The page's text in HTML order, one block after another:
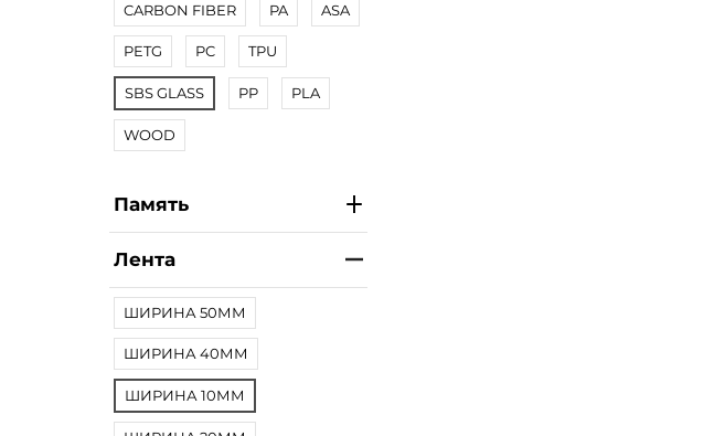
CARBON FIBER PA ASA
PETG PC TPU
SBS GLASS PP PLA
WOOD
Память
Лента
ШИРИНА 50ММ
ШИРИНА 40ММ
ШИРИНА 10ММ